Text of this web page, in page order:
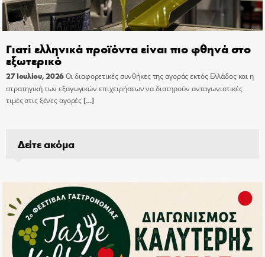
Γιατί ελληνικά προϊόντα είναι πιο φθηνά στο
εξωτερικό
27 Ιουλίου, 2026Οι διαφορετικές συνθήκες της αγοράς εκτός Ελλάδος και η
στρατηγική των εξαγωγικών επιχειρήσεων να διατηρούν ανταγωνιστικές
τιμές στις ξένες αγορές[…]
Δείτε ακόμα